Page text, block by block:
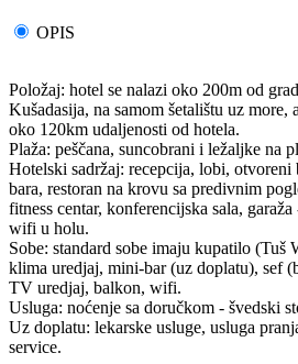
OPIS
Položaj: hotel se nalazi oko 200m od
Kušadasija, na samom šetalištu uz
oko 120km udaljenosti od hotela.
Plaža: peščana, suncobrani i ležaljke na
Hotelski sadržaj: recepcija, lobi, otvoreni
bara, restoran na krovu sa predivnim
fitness centar, konferencijska sala,
wifi u holu.
Sobe: standard sobe imaju kupatilo (Tuš
klima uredjaj, mini-bar (uz doplatu), sef
TV uredjaj, balkon, wifi.
Usluga: noćenje sa doručkom - švedski
Uz doplatu: lekarske usluge, usluga
service.